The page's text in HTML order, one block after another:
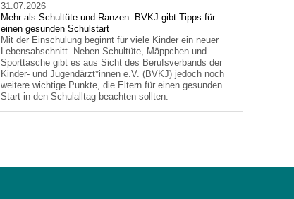
31.07.2026
Mehr als Schultüte und Ranzen: BVKJ gibt Tipps für
einen gesunden Schulstart
Mit der Einschulung beginnt für viele Kinder ein neuer
Lebensabschnitt. Neben Schultüte, Mäppchen und
Sporttasche gibt es aus Sicht des Berufsverbands der
Kinder- und Jugendärzt*innen e.V. (BVKJ) jedoch noch
weitere wichtige Punkte, die Eltern für einen gesunden
Start in den Schulalltag beachten sollten.